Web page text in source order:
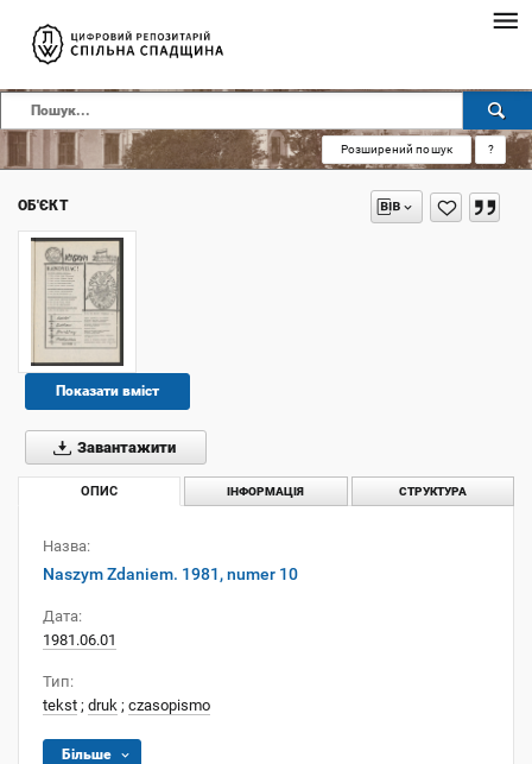
Розширений пошук ?
ОБ'ЄКТ
Показати вміст
Завантажити
ОПИС ІНФОРМАЦІЯ СТРУКТУРА
Назва:
Naszym Zdaniem. 1981, numer 10
Дата:
1981.06.01
Тип:
tekst ; druk ; czasopismo
Більше